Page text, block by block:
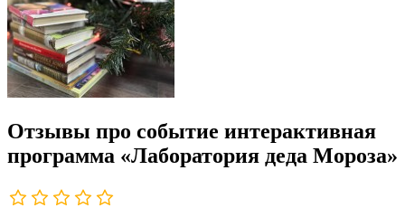
Отзывы про событие интерактивная
программа «Лаборатория деда Мороза»